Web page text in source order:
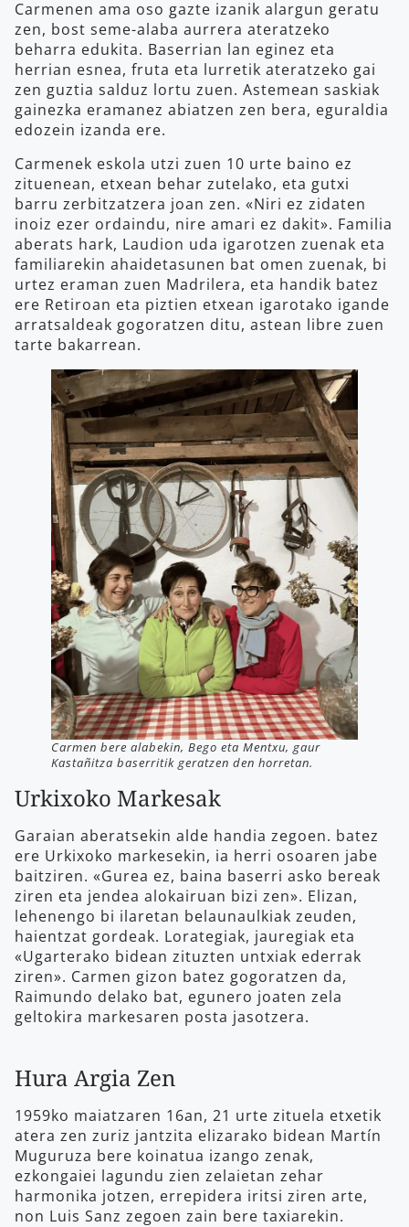
Carmenen ama oso gazte izanik alargun geratu
zen, bost seme-alaba aurrera ateratzeko
beharra edukita. Baserrian lan eginez eta
herrian esnea, fruta eta lurretik ateratzeko gai
zen guztia salduz lortu zuen. Astemean saskiak
gainezka eramanez abiatzen zen bera, eguraldia
edozein izanda ere.
Carmenek eskola utzi zuen 10 urte baino ez
zituenean, etxean behar zutelako, eta gutxi
barru zerbitzatzera joan zen. «Niri ez zidaten
inoiz ezer ordaindu, nire amari ez dakit». Familia
aberats hark, Laudion uda igarotzen zuenak eta
familiarekin ahaidetasunen bat omen zuenak, bi
urtez eraman zuen Madrilera, eta handik batez
ere Retiroan eta piztien etxean igarotako igande
arratsaldeak gogoratzen ditu, astean libre zuen
tarte bakarrean.
Carmen bere alabekin, Bego eta Mentxu, gaur
Kastañitza baserritik geratzen den horretan.
Urkixoko Markesak
Garaian aberatsekin alde handia zegoen. batez
ere Urkixoko markesekin, ia herri osoaren jabe
baitziren. «Gurea ez, baina baserri asko bereak
ziren eta jendea alokairuan bizi zen». Elizan,
lehenengo bi ilaretan belaunaulkiak zeuden,
haientzat gordeak. Lorategiak, jauregiak eta
«Ugarterako bidean zituzten untxiak ederrak
ziren». Carmen gizon batez gogoratzen da,
Raimundo delako bat, egunero joaten zela
geltokira markesaren posta jasotzera.
Hura Argia Zen
1959ko maiatzaren 16an, 21 urte zituela etxetik
atera zen zuriz jantzita elizarako bidean Martín
Muguruza bere koinatua izango zenak,
ezkongaiei lagundu zien zelaietan zehar
harmonika jotzen, errepidera iritsi ziren arte,
non Luis Sanz zegoen zain bere taxiarekin.